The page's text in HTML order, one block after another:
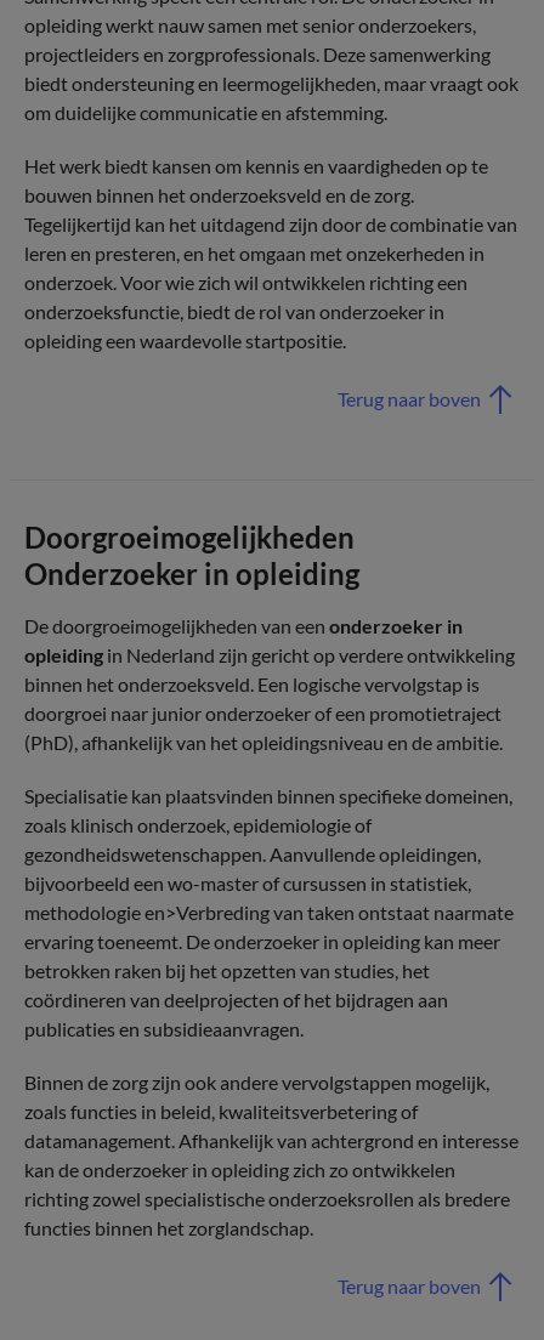
opleiding werkt nauw samen met senior onderzoekers,
projectleiders en zorgprofessionals. Deze samenwerking
biedt ondersteuning en leermogelijkheden, maar vraagt ook
om duidelijke communicatie en afstemming.
Het werk biedt kansen om kennis en vaardigheden op te
bouwen binnen het onderzoeksveld en de zorg.
Tegelijkertijd kan het uitdagend zijn door de combinatie van
leren en presteren, en het omgaan met onzekerheden in
onderzoek. Voor wie zich wil ontwikkelen richting een
onderzoeksfunctie, biedt de rol van onderzoeker in
opleiding een waardevolle startpositie.
Terug naar boven
Doorgroeimogelijkheden
Onderzoeker in opleiding
De doorgroeimogelijkheden van een onderzoeker in
opleiding in Nederland zijn gericht op verdere ontwikkeling
binnen het onderzoeksveld. Een logische vervolgstap is
doorgroei naar junior onderzoeker of een promotietraject
(PhD), afhankelijk van het opleidingsniveau en de ambitie.
Specialisatie kan plaatsvinden binnen specifieke domeinen,
zoals klinisch onderzoek, epidemiologie of
gezondheidswetenschappen. Aanvullende opleidingen,
bijvoorbeeld een wo-master of cursussen in statistiek,
methodologie en>Verbreding van taken ontstaat naarmate
ervaring toeneemt. De onderzoeker in opleiding kan meer
betrokken raken bij het opzetten van studies, het
coördineren van deelprojecten of het bijdragen aan
publicaties en subsidieaanvragen.
Binnen de zorg zijn ook andere vervolgstappen mogelijk,
zoals functies in beleid, kwaliteitsverbetering of
datamanagement. Afhankelijk van achtergrond en interesse
kan de onderzoeker in opleiding zich zo ontwikkelen
richting zowel specialistische onderzoeksrollen als bredere
functies binnen het zorglandschap.
Terug naar boven